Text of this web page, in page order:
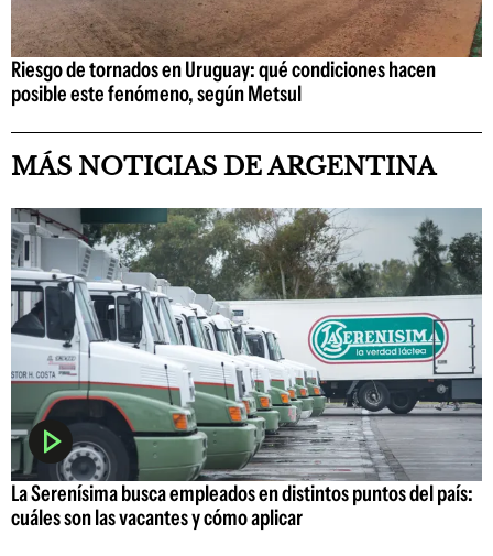
Riesgo de tornados en Uruguay: qué condiciones hacen
posible este fenómeno, según Metsul
MÁS NOTICIAS DE ARGENTINA
La Serenísima busca empleados en distintos puntos del país:
cuáles son las vacantes y cómo aplicar